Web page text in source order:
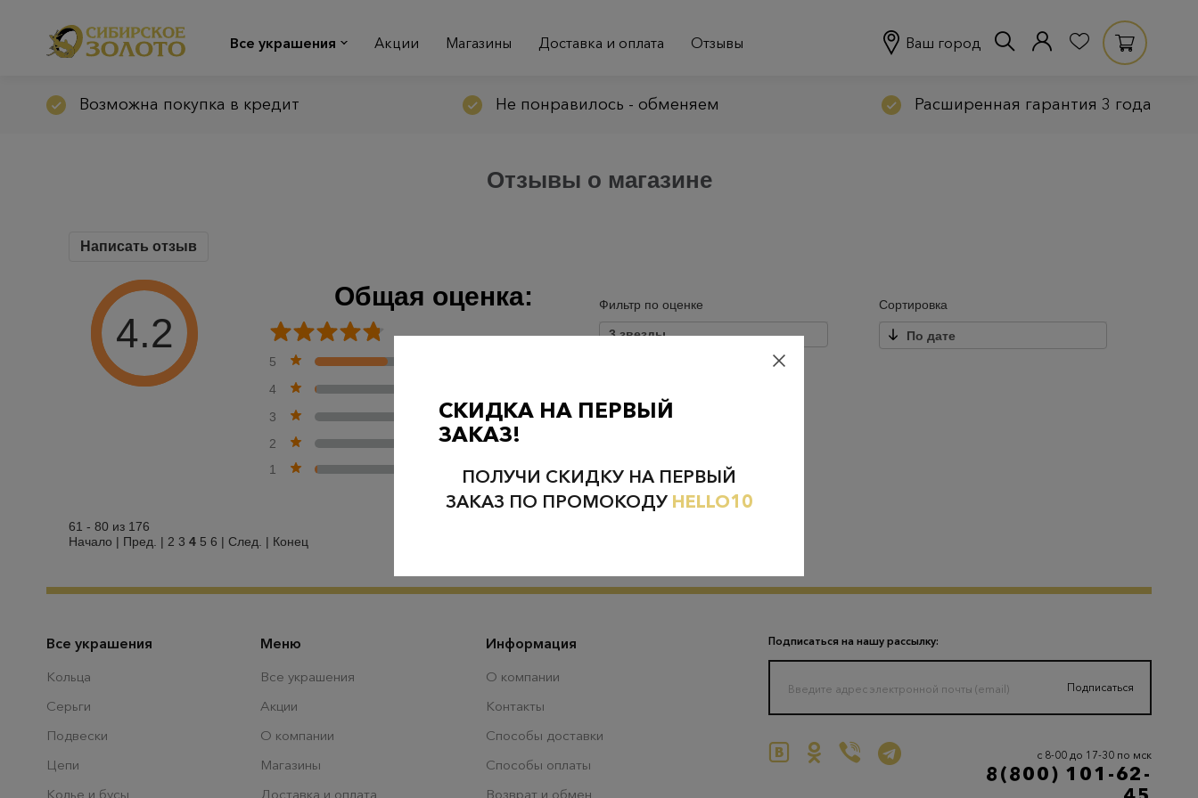
Все украшения Акции Магазины Доставка и оплата Отзывы Ваш город
Возможна покупка в кредит Не понравилось - обменяем Расширенная гарантия 3 года
Отзывы о магазине
Написать отзыв
4.2
Общая оценка:
5
4
3 1 отзыв
2
1
6 отзывов
Фильтр по оценке
3 звезды
Сортировка
По дате
61 - 80 из 176
Начало | Пред. | 2 3 4 5 6 | След. | Конец
Все украшения
Кольца
Серьги
Подвески
Цепи
Колье и бусы
Меню
Все украшения
Акции
О компании
Магазины
Доставка и оплата
Информация
О компании
Контакты
Способы доставки
Способы оплаты
Возврат и обмен
Подписаться на нашу рассылку:
Подписаться
с 8-00 до 17-30 по мск
8(800) 101-62-
СКИДКА НА ПЕРВЫЙ
ЗАКАЗ!
ПОЛУЧИ СКИДКУ НА ПЕРВЫЙ
ЗАКАЗ ПО ПРОМОКОДУ HELLO10